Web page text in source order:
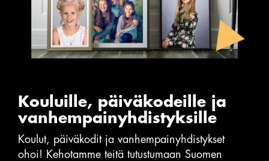
Kouluille, päiväkodeille ja
vanhempain­yhdistyksille
Koulut, päiväkodit ja vanhempainyhdistykset
ohoi! Kehotamme teitä tutustumaan Suomen